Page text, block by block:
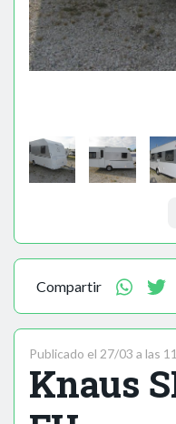
Compartir
Publicado el 27/03 a las
Knaus